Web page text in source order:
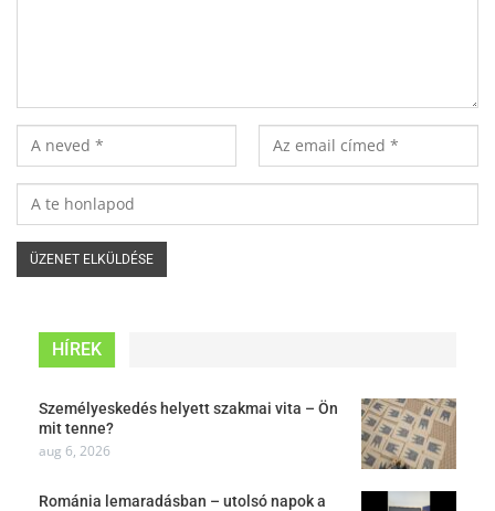
HÍREK
Személyeskedés helyett szakmai vita – Ön
mit tenne?
aug 6, 2026
Románia lemaradásban – utolsó napok a